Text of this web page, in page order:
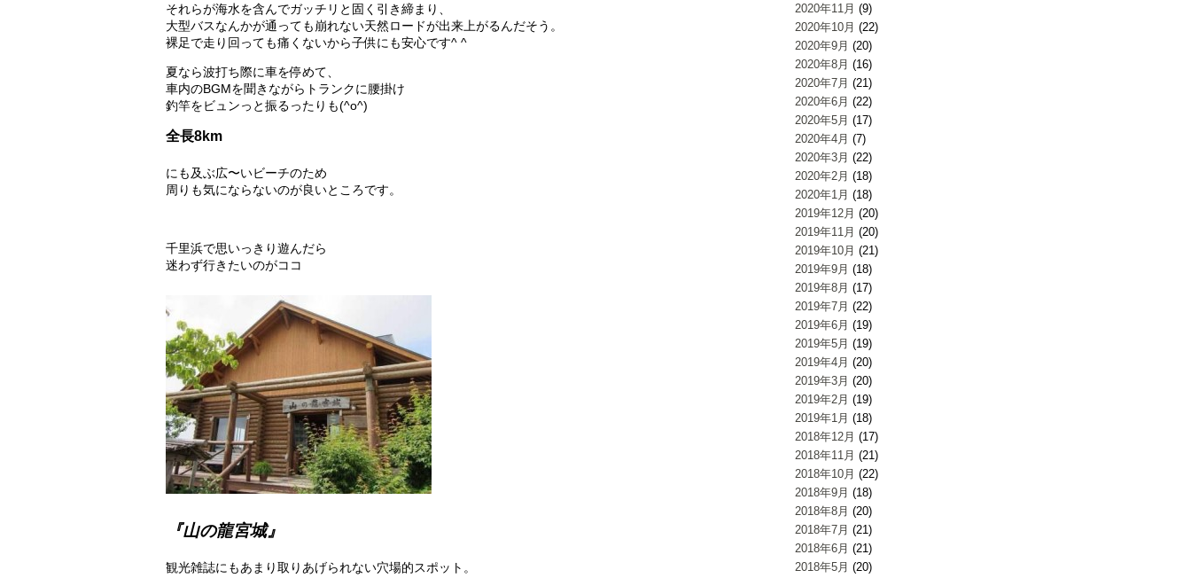
2020年11月 (9)
2020年10月 (22)
2020年9月 (20)
2020年8月 (16)
2020年7月 (21)
2020年6月 (22)
2020年5月 (17)
2020年4月 (7)
2020年3月 (22)
2020年2月 (18)
2020年1月 (18)
2019年12月 (20)
2019年11月 (20)
2019年10月 (21)
2019年9月 (18)
2019年8月 (17)
2019年7月 (22)
2019年6月 (19)
2019年5月 (19)
2019年4月 (20)
2019年3月 (20)
2019年2月 (19)
2019年1月 (18)
2018年12月 (17)
2018年11月 (21)
2018年10月 (22)
2018年9月 (18)
2018年8月 (20)
2018年7月 (21)
2018年6月 (21)
2018年5月 (20)
それらが海水を含んでガッチリと固く引き締まり、
大型バスなんかが通っても崩れない天然ロードが出来上がるんだそう。
裸足で走り回っても痛くないから子供にも安心です^ ^
夏なら波打ち際に車を停めて、
車内のBGMを聞きながらトランクに腰掛け
釣竿をビュンっと振るったりも(^o^)
全長8km
にも及ぶ広〜いビーチのため
周りも気にならないのが良いところです。
千里浜で思いっきり遊んだら
迷わず行きたいのがココ
『山の龍宮城』
観光雑誌にもあまり取りあげられない穴場的スポット。